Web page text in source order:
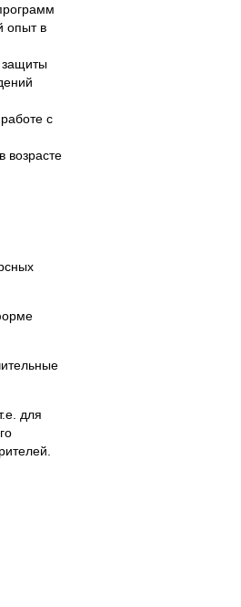
опыт в
защиты
с
возрасте
для